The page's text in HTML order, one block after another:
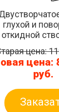
глухой и
откидной
цена:
цена:
руб.